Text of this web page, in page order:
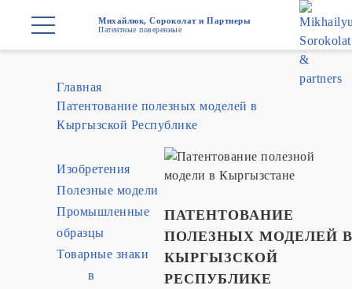
Михайлюк, Сороколат и Партнеры
Патентные поверенные
Главная
Патентование полезных моделей в
Кыргызской Республике
Изобретения
Полезные модели
Промышленные
образцы
Товарные знаки
в
ПАТЕНТОВАНИЕ
ПОЛЕЗНЫХ МОДЕЛЕЙ В
КЫРГЫЗСКОЙ
РЕСПУБЛИКЕ